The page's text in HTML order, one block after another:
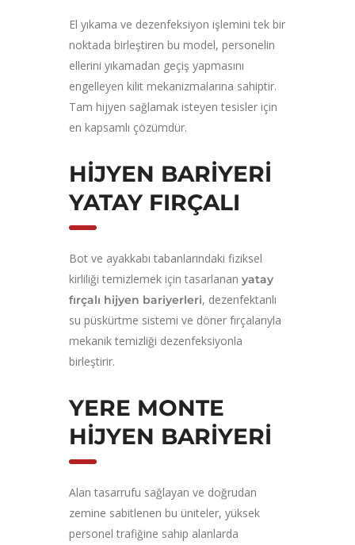
El yıkama ve dezenfeksiyon işlemini tek bir
noktada birleştiren bu model, personelin
ellerini yıkamadan geçiş yapmasını
engelleyen kilit mekanizmalarına sahiptir.
Tam hijyen sağlamak isteyen tesisler için
en kapsamlı çözümdür.
HIJYEN BARIYERI
YATAY FIRÇALI
Bot ve ayakkabı tabanlarındaki fiziksel
kirliliği temizlemek için tasarlananyatay
fırçalı hijyen bariyerleri, dezenfektanlı
su püskürtme sistemi ve döner fırçalarıyla
mekanik temizliği dezenfeksiyonla
birleştirir.
YERE MONTE
HIJYEN BARIYERI
Alan tasarrufu sağlayan ve doğrudan
zemine sabitlenen bu üniteler, yüksek
personel trafiğine sahip alanlarda